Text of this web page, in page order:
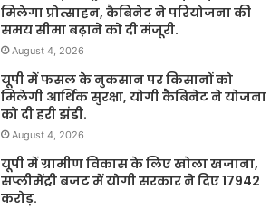
मिलेगा प्रोत्साहन, कैबिनेट ने परियोजना की
समय सीमा बढ़ाने को दी मंजूरी.
August 4, 2026
यूपी में फसल के नुकसान पर किसानों को
मिलेगी आर्थिक सुरक्षा, योगी कैबिनेट ने योजना
को दी हरी झंडी.
August 4, 2026
यूपी में ग्रामीण विकास के लिए खोला खजाना,
सप्लीमेंट्री बजट में योगी सरकार ने दिए 17942
करोड़.